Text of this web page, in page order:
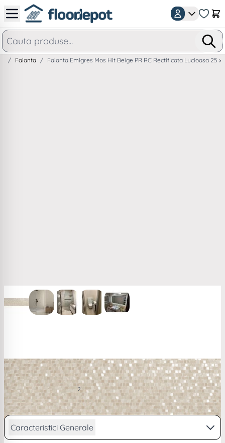
Mergeti la Continut
/ Faianta / Faianta Emigres Mos Hit Beige PR RC Rectificata Lucioasa 25 x
View larger image
View larger image
View larger image
View larger image
View larger image
118,25 RON
PRP 120,67 RON
/ m 2
de la
29,07 lei/lună în 4 rate
Caracteristici Generale